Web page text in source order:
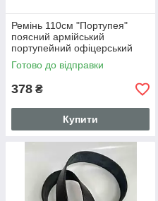
Ремінь 110см "Портупея"
поясний армійський
портупейний офіцерський
ремінь пояс (шкіряний,
коричневий) 885 SV
Готово до відправки
378 ₴
Купити